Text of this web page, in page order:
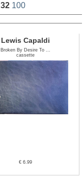
32 100
Lewis Capaldi
Broken By Desire To ...
cassette
€ 6.99